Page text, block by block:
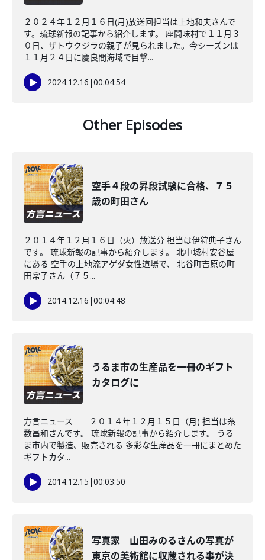
２０２４年１２月１６日(月)放送回担当は上地和夫さんで
す。琉球新報の記事から紹介します。 座間味村で１１月３
０日、ザトウクジラの親子が見られました。今シーズンは
１１月２４日に慶良間海域で目撃...
2024.12.16 |00:04:54
Other Episodes
空手４段の昇段試験に合格、７５
歳の町田さん
２０１４年１２月１６日（火）放送分 担当は伊狩典子さん
です。 琉球新報の記事から紹介します。 北中城村安谷屋
にある 空手の上地流アゲダ女性道場で、 北谷町吉原の町
田常子さん（７５...
2014.12.16 |00:04:48
うるま市の生産品を一冊のギフト
カタログに
方言ニュース ２０１４年１２月１５日（月) 担当は糸
数昌和さんです。 琉球新報の記事から紹介します。 うる
ま市内で製造、販売される 多彩な生産品を一冊にまとめた
ギフトカタ...
2014.12.15 |00:03:50
写真家 山田みのるさんの写真が
東京の美術館に収蔵される事が決